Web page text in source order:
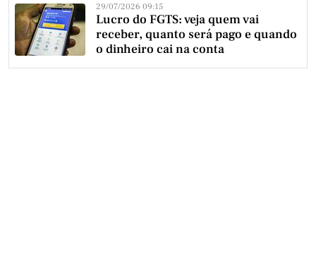
29/07/2026 09:15
Lucro do FGTS: veja quem vai
receber, quanto será pago e quando
o dinheiro cai na conta